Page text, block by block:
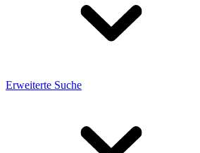
Erweiterte Suche